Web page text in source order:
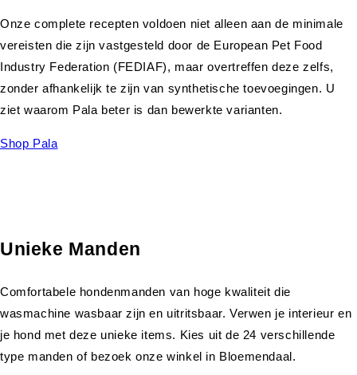
Onze complete recepten voldoen niet alleen aan de minimale
vereisten die zijn vastgesteld door de European Pet Food
Industry Federation (FEDIAF), maar overtreffen deze zelfs,
zonder afhankelijk te zijn van synthetische toevoegingen. U
ziet waarom Pala beter is dan bewerkte varianten.
Shop Pala
Unieke Manden
Comfortabele hondenmanden van hoge kwaliteit die
wasmachine wasbaar zijn en uitritsbaar. Verwen je interieur en
je hond met deze unieke items. Kies uit de 24 verschillende
type manden of bezoek onze winkel in Bloemendaal.